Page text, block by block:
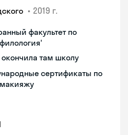
• 2019 г.
факультет по
там школу
сертификаты по